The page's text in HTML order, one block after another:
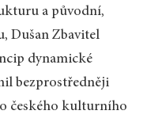
a původní,
Dušan Zbavitel
dynamické
bezprostředněji
českého kulturního